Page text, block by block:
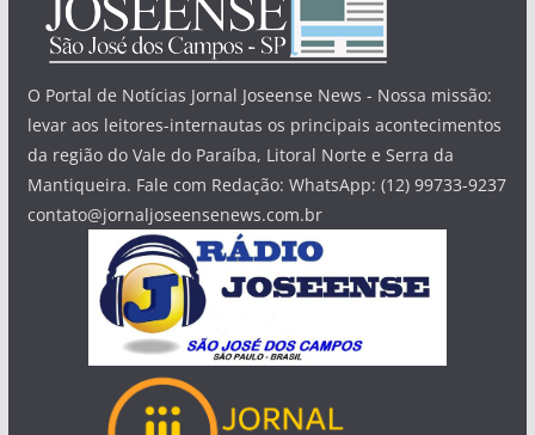
O Portal de Notícias Jornal Joseense News - Nossa missão:
levar aos leitores-internautas os principais acontecimentos
da região do Vale do Paraíba, Litoral Norte e Serra da
Mantiqueira. Fale com Redação: WhatsApp: (12) 99733-9237
contato@jornaljoseensenews.com.br